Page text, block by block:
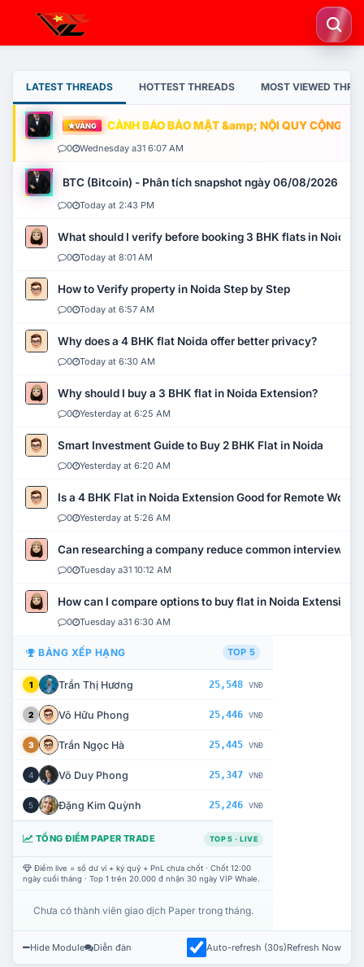
LATEST THREADS HOTTEST THREADS MOST VIEWED
VÀNG CẢNH BÁO BẢO MẬT &amp; NỘI QUY CỘNG
0 Wednesday a31 6:07 AM
BTC (Bitcoin) - Phân tích snapshot ngày 06/08/2026
0 Today at 2:43 PM
What should I verify before booking 3 BHK flats in Noida?
0 Today at 8:01 AM
How to Verify property in Noida Step by Step
0 Today at 6:57 AM
Why does a 4 BHK flat Noida offer better privacy?
0 Today at 6:30 AM
Why should I buy a 3 BHK flat in Noida Extension?
0 Yesterday at 6:25 AM
Smart Investment Guide to Buy 2 BHK Flat in Noida
0 Yesterday at 6:20 AM
Is a 4 BHK Flat in Noida Extension Good for Remote Work?
0 Yesterday at 5:26 AM
Can researching a company reduce common interview
0 Tuesday a31 10:12 AM
How can I compare options to buy flat in Noida Extension?
0 Tuesday a31 6:30 AM
BẢNG XẾP HẠNG TOP 5
1 Trần Thị Hương 25,548 VNĐ
2 Võ Hữu Phong 25,446 VNĐ
3 Trần Ngọc Hà 25,445 VNĐ
4 Võ Duy Phong 25,347 VNĐ
5 Đặng Kim Quỳnh 25,246 VNĐ
TỔNG ĐIỂM PAPER TRADE TOP 5 · LIVE
Điểm live = số dư ví + ký quỹ + PnL chưa chốt · Chốt 12:00
ngày cuối tháng · Top 1 trên 20.000 đ nhận 30 ngày VIP Whale.
Chưa có thành viên giao dịch Paper trong tháng.
Hide Module Diễn đàn Auto-refresh (30s)Refresh Now